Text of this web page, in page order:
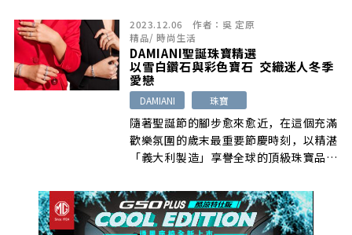
2023.12.06 作者： 吳 定原
精品/時尚生活
DAMIANI聖誕珠寶精選
以雪白鑽石與彩色寶石 交織迷人冬季
愛戀
DAMIANI 珠寶
隨著聖誕節的腳步愈來愈近，在這個充滿
歡樂氛圍的歲末最重要節慶時刻，以精湛
「義大利製造」享譽全球的頂級珠寶品牌